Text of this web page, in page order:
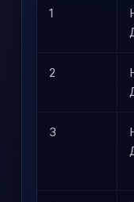
1
2
3